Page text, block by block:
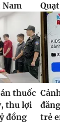
Nam
thuốc
thu lợi
đồng
trẻ